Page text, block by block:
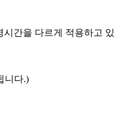
간을 다르게 적용하고 있
니다.)